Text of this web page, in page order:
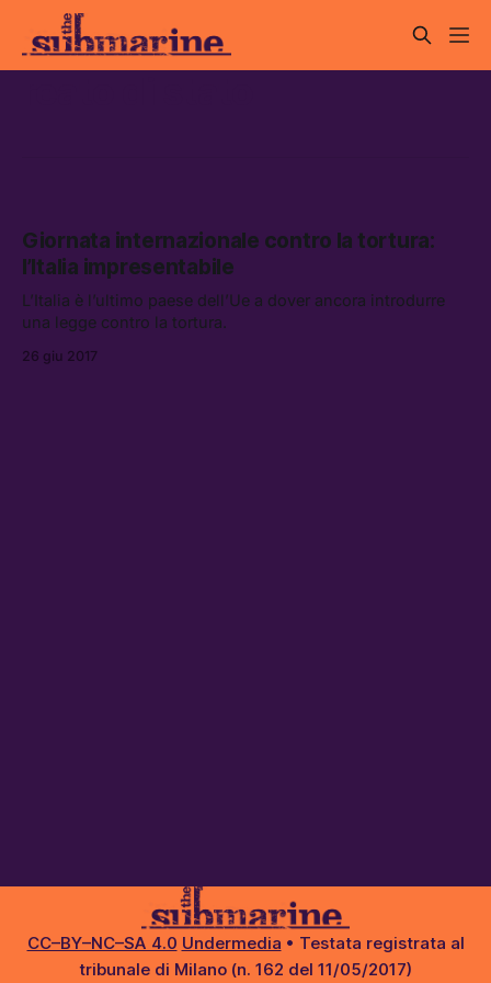
Giornata internazionale contro la tortura:
l’Italia impresentabile
L’Italia è l’ultimo paese dell’Ue a dover ancora introdurre
una legge contro la tortura.
26 giu 2017
CC–BY–NC–SA 4.0 Undermedia • Testata registrata al
tribunale di Milano (n. 162 del 11/05/2017)